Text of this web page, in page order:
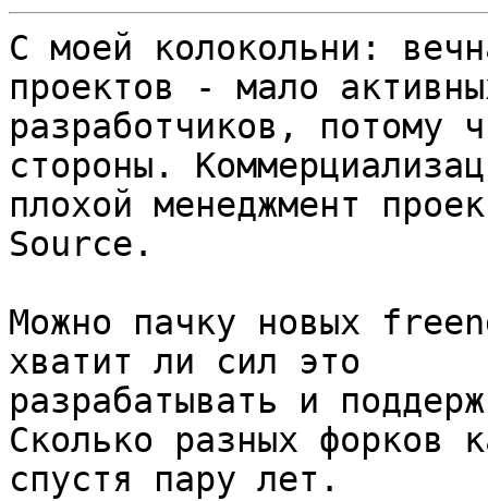
С моей колокольни:
проектов - мало
разработчиков, потому
стороны.
плохой менеджмент
Source.
Можно пачку новых
хватит ли сил это
разрабатывать и
Сколько разных форков
спустя пару лет.